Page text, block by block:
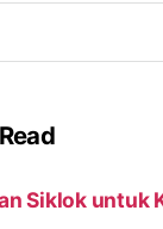
Siklok untuk